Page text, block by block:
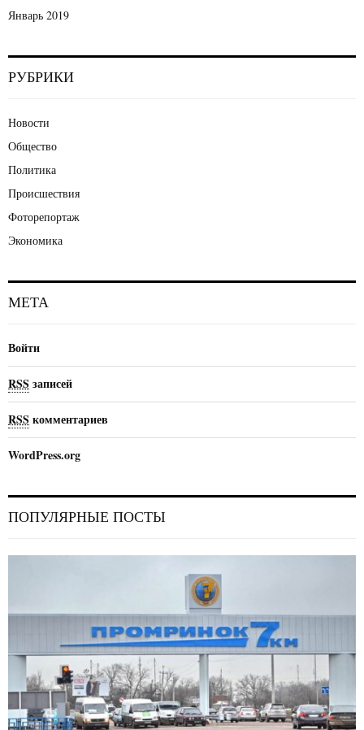
Январь 2019
РУБРИКИ
Новости
Общество
Политика
Происшествия
Фоторепортаж
Экономика
МЕТА
Войти
RSS записей
RSS комментариев
WordPress.org
ПОПУЛЯРНЫЕ ПОСТЫ